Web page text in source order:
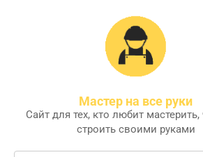
Мастер на все руки
Сайт для тех, кто любит мастерить,
строить своими руками